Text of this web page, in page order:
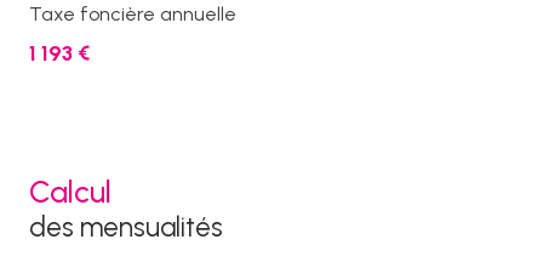
Taxe foncière annuelle
1 193 €
Calcul
des mensualités